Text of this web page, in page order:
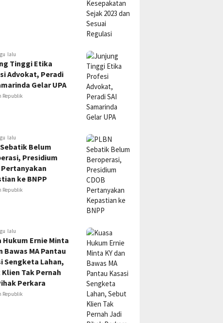
lalu
Tinggi Etika
Advokat, Peradi
Gelar UPA
Republik
lalu
Sebatik Belum
Presidium
Pertanyakan
ke BNPP
Republik
lalu
Hukum Ernie Minta
Bawas MA Pantau
Sengketa Lahan,
Tak Pernah
Perkara
Republik